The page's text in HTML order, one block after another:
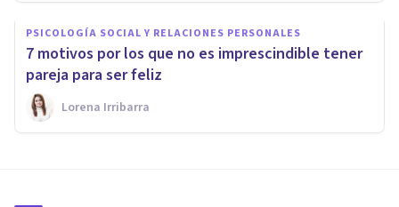
PSICOLOGÍA SOCIAL Y RELACIONES PERSONALES
7 motivos por los que no es imprescindible tener
pareja para ser feliz
Lorena Irribarra